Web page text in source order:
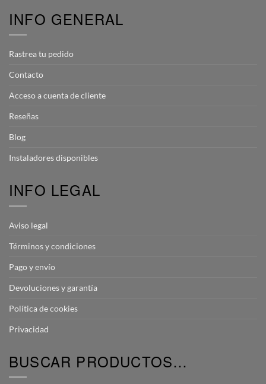
INFO GENERAL
Rastrea tu pedido
Contacto
Acceso a cuenta de cliente
Reseñas
Blog
Instaladores disponibles
INFO LEGAL
Aviso legal
Términos y condiciones
Pago y envío
Devoluciones y garantía
Política de cookies
Privacidad
BUSCAR PRODUCTOS…